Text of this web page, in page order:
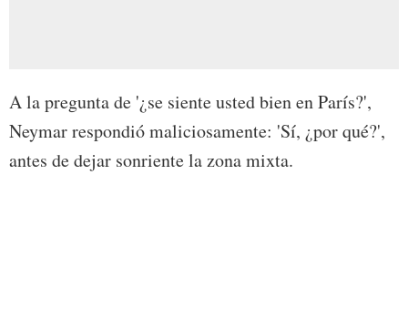
A la pregunta de '¿se siente usted bien en París?',
Neymar respondió maliciosamente: 'Sí, ¿por qué?',
antes de dejar sonriente la zona mixta.